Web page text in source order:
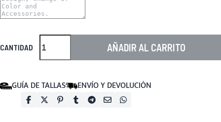
CANTIDAD AÑADIR AL CARRITO
GUÍA DE TALLAS ENVÍO Y DEVOLUCIÓN